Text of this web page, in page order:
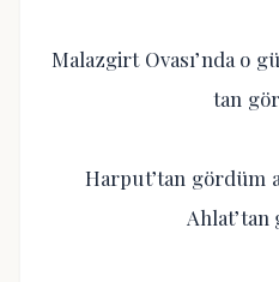
Malazgirt Ovası’nda o
tan
Harput’tan gördüm